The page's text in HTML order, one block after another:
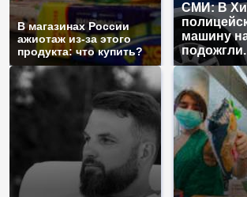
В магазинах России
ажиотаж из-за этого
продукта: что купить?
СМИ: В
машину
подожгли.